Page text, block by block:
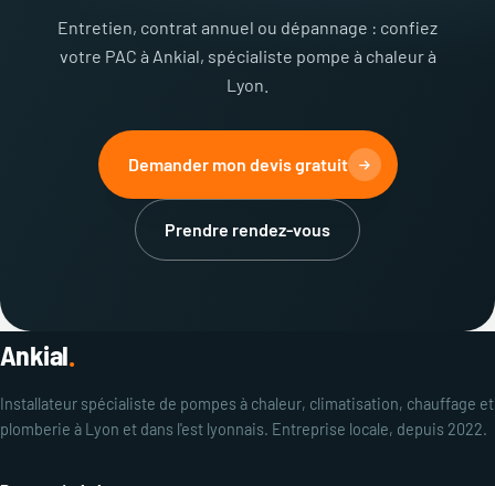
Entretien, contrat annuel ou dépannage : confiez
votre PAC à Ankial, spécialiste pompe à chaleur à
Lyon.
Demander mon devis gratuit
Prendre rendez-vous
Ankial.
Installateur spécialiste de pompes à chaleur, climatisation, chauffage et
plomberie à Lyon et dans l'est lyonnais. Entreprise locale, depuis 2022.